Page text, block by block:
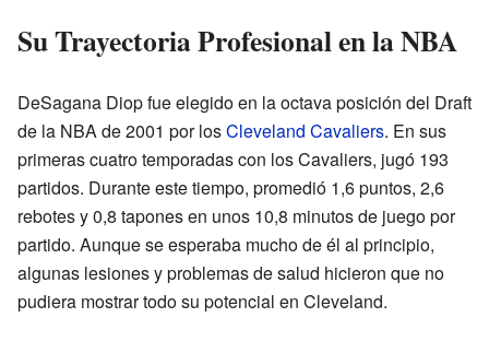
Su Trayectoria Profesional en la NBA
DeSagana Diop fue elegido en la octava posición del Draft
de la NBA de 2001 por losCleveland Cavaliers. En sus
primeras cuatro temporadas con los Cavaliers, jugó 193
partidos. Durante este tiempo, promedió 1,6 puntos, 2,6
rebotes y 0,8 tapones en unos 10,8 minutos de juego por
partido. Aunque se esperaba mucho de él al principio,
algunas lesiones y problemas de salud hicieron que no
pudiera mostrar todo su potencial en Cleveland.